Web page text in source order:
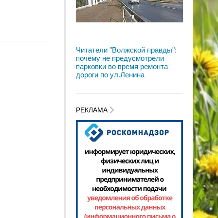
Читатели "Волжской правды":
почему не предусмотрели
парковки во время ремонта
дороги по ул.Ленина
РЕКЛАМА